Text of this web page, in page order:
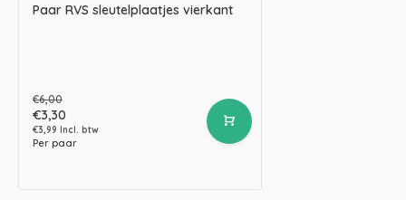
Paar RVS sleutelplaatjes vierkant
€6,00
€3,30
€3,99 Incl. btw
Per paar